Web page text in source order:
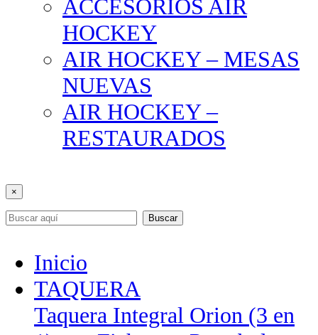
ACCESORIOS AIR
HOCKEY
AIR HOCKEY – MESAS
NUEVAS
AIR HOCKEY –
RESTAURADOS
×
Buscar
Inicio
TAQUERA
Taquera Integral Orion (3 en